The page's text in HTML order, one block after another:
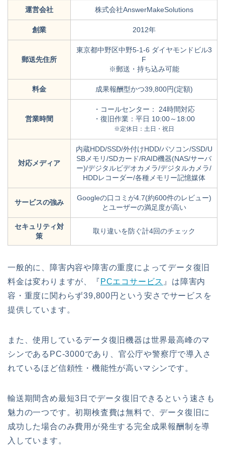
運営会社 株式会社AnswerMakeSolutions
創業 2012年
郵送先住所
東京都中野区中野5-1-6 ダイヤモンドビル3
F
※郵送・持ち込み可能
料金 成果報酬型かつ39,800円(定額)
営業時間
・コールセンター： 24時間対応
・復旧作業：平日 10:00～18:00
※定休日：土日・祝日
対応メディア
内蔵HDD/SSD/外付けHDD/パソコン/SSD/U
SBメモリ/SDカード/RAID機器(NAS/サーバ
ー)/デジタルビデオカメラ/デジタルカメラ/
HDDレコーダー/各種メモリー記憶媒体
サービスの強み
Googleの口コミが4.7(約600件のレビュー)
とユーザーの満足度が高い
セキュリティ対
策
取り違いを防ぐ計4回のチェック
一般的に、障害内容や障害の重度によってデータ復旧
料金は変わりますが、『 PCエコサービス 』は障害内
容・重度に関わらず39,800円という安さでサービスを
提供しています。
また、使用しているデータ復旧機器は世界最高峰のマ
シンであるPC-3000であり、官公庁や警察庁で導入さ
れているほど信頼性・機能性が高いマシンです。
輸送期間含め最短3日でデータ復旧できるという速さも
魅力の一つです。初期検査費は無料で、データ復旧に
成功した場合のみ費用が発生する完全成果報酬制を導
入しています。